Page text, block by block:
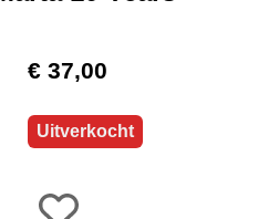
€ 37,00
Uitverkocht